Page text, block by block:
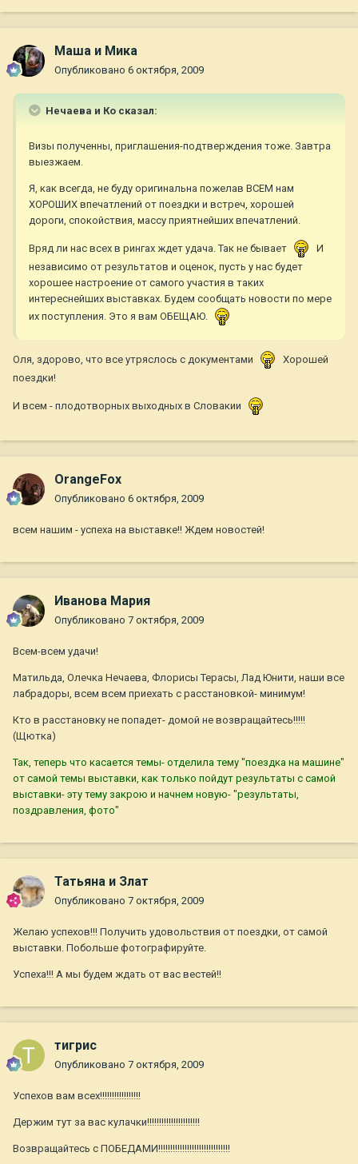
Маша и Мика
Опубликовано 6 октября, 2009
Нечаева и Ко сказал:
Визы полученны, приглашения-подтверждения тоже. Завтра
выезжаем.
Я, как всегда, не буду оригинальна пожелав ВСЕМ нам
ХОРОШИХ впечатлений от поездки и встреч, хорошей
дороги, спокойствия, массу приятнейших впечатлений.
Вряд ли нас всех в рингах ждет удача. Так не бывает
И
независимо от результатов и оценок, пусть у нас будет
хорошее настроение от самого участия в таких
интереснейших выставках. Будем сообщать новости по мере
их поступления. Это я вам ОБЕЩАЮ.
Оля, здорово, что все утряслось с документами
Хорошей
поездки!
И всем - плодотворных выходных в Словакии
OrangeFox
Опубликовано 6 октября, 2009
всем нашим - успеха на выставке!! Ждем новостей!
Иванова Мария
Опубликовано 7 октября, 2009
Всем-всем удачи!
Матильда, Олечка Нечаева, Флорисы Терасы, Лад Юнити, наши все
лабрадоры, всем всем приехать с расстановкой- минимум!
Кто в расстановку не попадет- домой не возвращайтесь!!!!!
(Щютка)
Так, теперь что касается темы- отделила тему "поездка на машине"
от самой темы выставки, как только пойдут результаты с самой
выставки- эту тему закрою и начнем новую- "результаты,
поздравления, фото"
Татьяна и Злат
Опубликовано 7 октября, 2009
Желаю успехов!!! Получить удовольствия от поездки, от самой
выставки. Побольше фотографируйте.
Успеха!!! А мы будем ждать от вас вестей!!
тигрис
Опубликовано 7 октября, 2009
Успехов вам всех!!!!!!!!!!!!!!!!!
Держим тут за вас кулачки!!!!!!!!!!!!!!!!!!!!!!
Возвращайтесь с ПОБЕДАМИ!!!!!!!!!!!!!!!!!!!!!!!!!!!!!!